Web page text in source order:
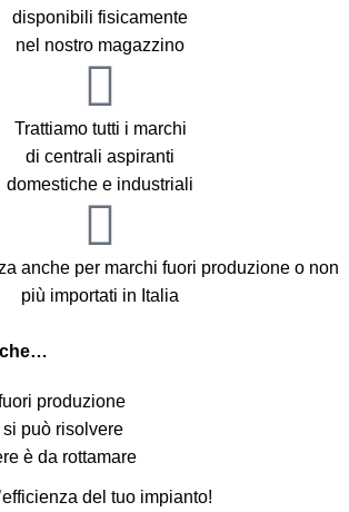
la rassicurazione necessaria dal titolare,
mi arriva la segnalazione di
spedizione (con UPS per altro, miglior
avviso).
del prodotto.
scrivete pure al Sig. Francesco. La
è divenuto il punto di riferimento per gli
impianto di aspirazione.
disponibili fisicamente
nel nostro magazzino
Trattiamo tutti i marchi
di centrali aspiranti
domestiche e industriali
anche per marchi fuori produzione o non
più importati in Italia
che…
produzione
può risolvere
è da rottamare
del tuo impianto!